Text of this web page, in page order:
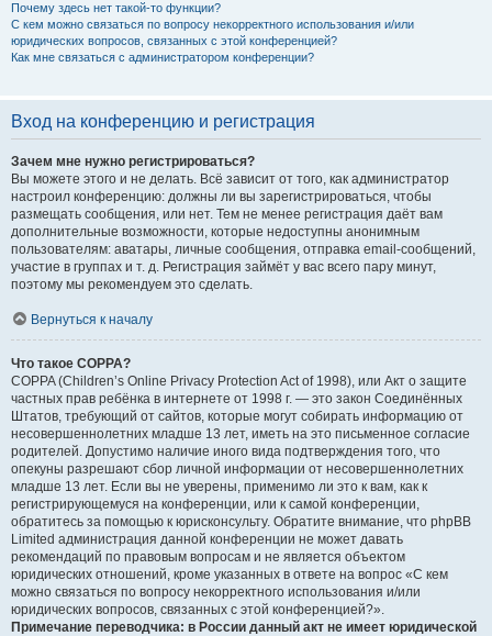
Почему здесь нет такой-то функции?
С кем можно связаться по вопросу некорректного использования и/или
юридических вопросов, связанных с этой конференцией?
Как мне связаться с администратором конференции?
Вход на конференцию и регистрация
Зачем мне нужно регистрироваться?
Вы можете этого и не делать. Всё зависит от того, как администратор
настроил конференцию: должны ли вы зарегистрироваться, чтобы
размещать сообщения, или нет. Тем не менее регистрация даёт вам
дополнительные возможности, которые недоступны анонимным
пользователям: аватары, личные сообщения, отправка email-сообщений,
участие в группах и т. д. Регистрация займёт у вас всего пару минут,
поэтому мы рекомендуем это сделать.
Вернуться к началу
Что такое COPPA?
COPPA (Children’s Online Privacy Protection Act of 1998), или Акт о защите
частных прав ребёнка в интернете от 1998 г. — это закон Соединённых
Штатов, требующий от сайтов, которые могут собирать информацию от
несовершеннолетних младше 13 лет, иметь на это письменное согласие
родителей. Допустимо наличие иного вида подтверждения того, что
опекуны разрешают сбор личной информации от несовершеннолетних
младше 13 лет. Если вы не уверены, применимо ли это к вам, как к
регистрирующемуся на конференции, или к самой конференции,
обратитесь за помощью к юрисконсульту. Обратите внимание, что phpBB
Limited администрация данной конференции не может давать
рекомендаций по правовым вопросам и не является объектом
юридических отношений, кроме указанных в ответе на вопрос «С кем
можно связаться по вопросу некорректного использования и/или
юридических вопросов, связанных с этой конференцией?».
Примечание переводчика: в России данный акт не имеет юридической